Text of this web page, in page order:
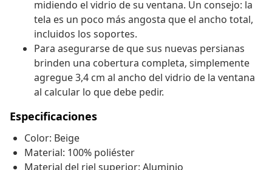
midiendo el vidrio de su ventana. Un consejo: la
tela es un poco más angosta que el ancho total,
incluidos los soportes.
Para asegurarse de que sus nuevas persianas
brinden una cobertura completa, simplemente
agregue 3,4 cm al ancho del vidrio de la ventana
al calcular lo que debe pedir.
Especificaciones
Color: Beige
Material: 100% poliéster
Material del riel superior: Aluminio